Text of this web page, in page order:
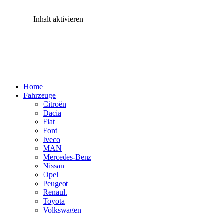
Inhalt aktivieren
Home
Fahrzeuge
Citroën
Dacia
Fiat
Ford
Iveco
MAN
Mercedes-Benz
Nissan
Opel
Peugeot
Renault
Toyota
Volkswagen